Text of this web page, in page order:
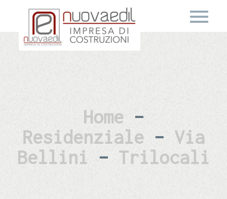
Home –
Residenziale – Via
Bellini – Trilocali